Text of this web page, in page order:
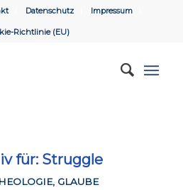
Datenschutz Impressum
Richtlinie (EU)
für: Struggle
, GLAUBE